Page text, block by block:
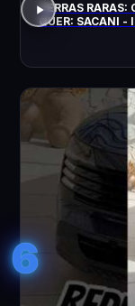
TERRAS RARAS:
QUER: SACANI
6